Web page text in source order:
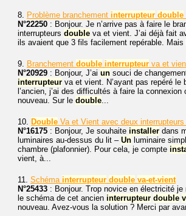
8. Problème branchement interrupteur double
N°22250 : Bonjour. Je n’arrive pas à faire le
interrupteurs double va et vient. J’ai déjà fait
ils avaient que 3 fils facilement repérable. Mais
9. Branchement double interrupteur va et
N°20929 : Bonjour, J’ai un souci de
interrupteur va et vient. N’ayant pas repéré le
l’ancien, j’ai des difficultés à faire la
nouveau. Sur le double
10. Double Va et Vient avec deux
N°16175 : Bonjour, Je souhaite installer dans
luminaires au-dessus du lit – Un luminaire
chambre (plafonnier). Pour cela, je compte
vient, à...
11. Schéma interrupteur double va-et-vient
N°25433 : Bonjour. Trop novice en électricité je
le schéma de cet ancien interrupteur double
nouveau. Avez-vous la solution ? Merci par